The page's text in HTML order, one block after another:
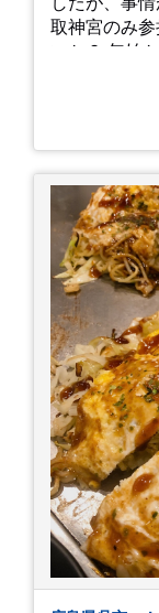
取神宮のみ参拝。 今年一年の祈願をし
いか？ 年始
から、あっ
日後のこと
目。友人の
かかる事2つ
にかかるetcが徐々に....
ミングかも
す。